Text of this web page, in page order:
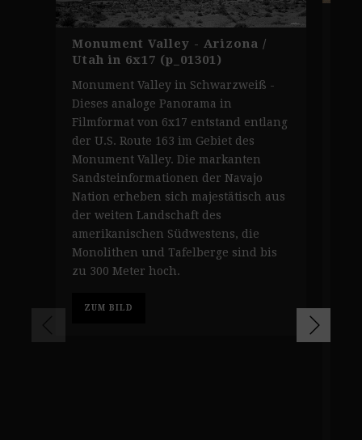
Monument Valley - Arizona /
Utah in 6x17 (p_01301)
Monument Valley in Schwarzweiß -
Dieses analoge Panorama in
Filmformat von 6x17 entstand entlang
der U.S. Route 163 im Gebiet des
Monument Valley. Die markanten
Sandsteinformationen der Navajo
Nation erheben sich majestätisch aus
der weiten Landschaft des
amerikanischen Südwestens, die
Monolithen und Tafelberge sind bis
zu 300 Meter hoch.
ZUM BILD